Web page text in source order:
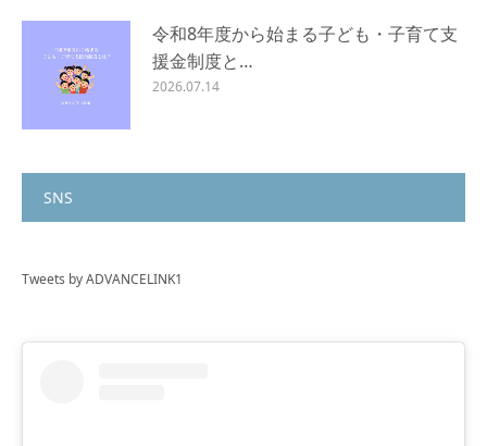
令和8年度から始まる子ども・子育て支
援金制度と…
2026.07.14
SNS
Tweets by ADVANCELINK1